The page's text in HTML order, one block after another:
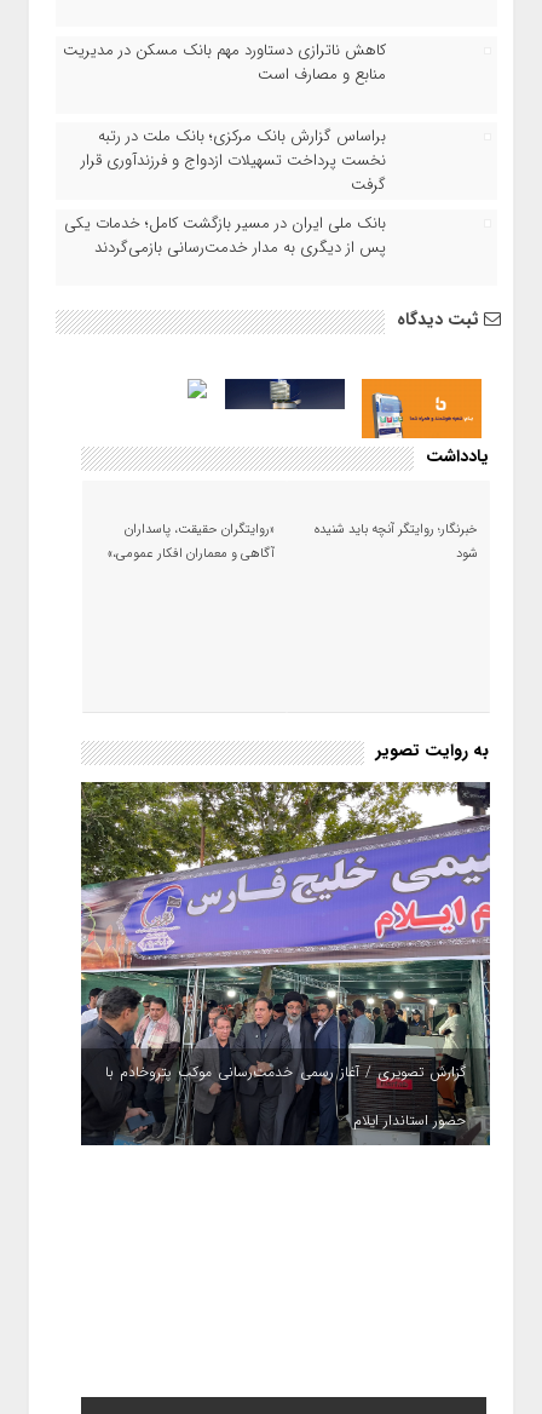
کاهش ناترازی دستاورد مهم بانک مسکن در مدیریت
منابع و مصارف است
براساس گزارش بانک مرکزی؛ بانک ملت در رتبه
نخست پرداخت تسهیلات ازدواج و فرزندآوری قرار
گرفت
بانک ملی ایران در مسیر بازگشت کامل؛ خدمات یکی
پس از دیگری به مدار خدمت‌رسانی بازمی‌گردند
ثبت دیدگاه
یادداشت
خبرنگار؛ روایتگر آنچه باید شنیده
شود
«روایتگران حقیقت، پاسداران
آگاهی و معماران افکار عمومی،»
به روایت تصویر
گزارش تصویری / آغاز رسمی خدمت‌رسانی موکب پتروخادم با
حضور استاندار ایلام